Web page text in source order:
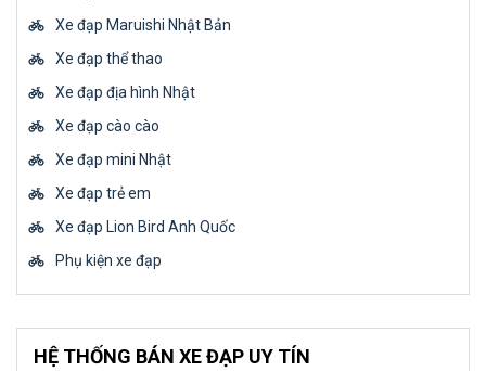
Xe đạp Maruishi Nhật Bản
Xe đạp thể thao
Xe đạp địa hình Nhật
Xe đạp cào cào
Xe đạp mini Nhật
Xe đạp trẻ em
Xe đạp Lion Bird Anh Quốc
Phụ kiện xe đạp
HỆ THỐNG BÁN XE ĐẠP UY TÍN